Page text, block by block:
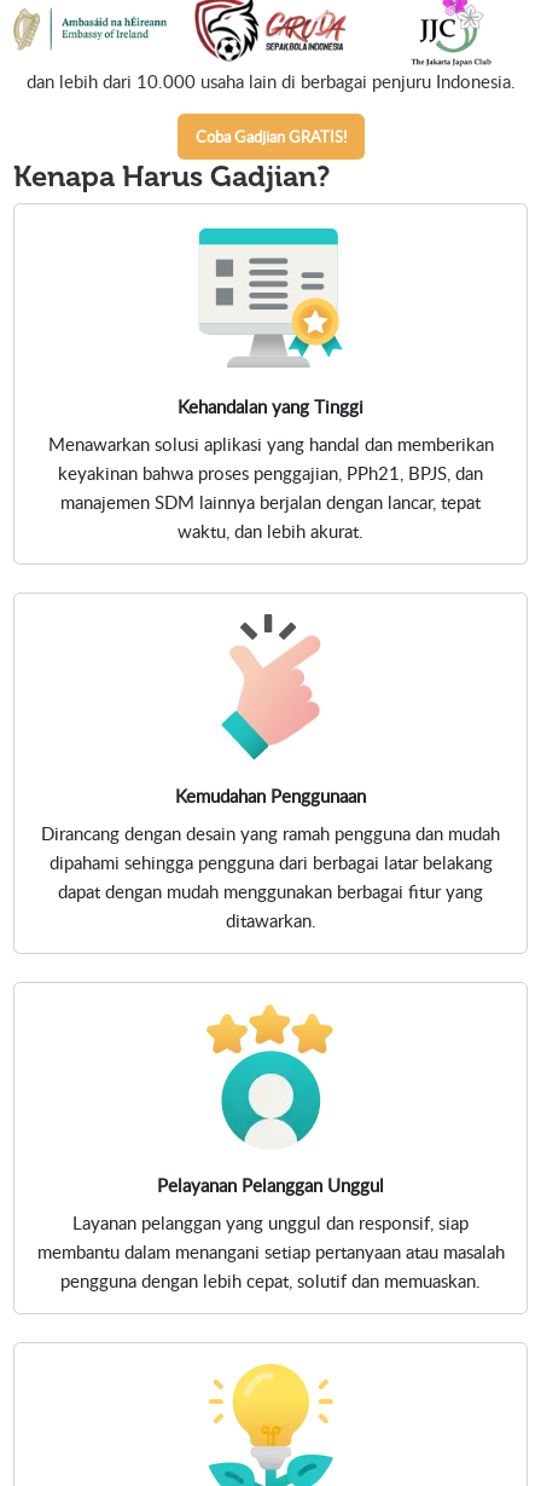
dan lebih dari 10.000 usaha lain di berbagai penjuru Indonesia.
Coba Gadjian GRATIS!
Kenapa HarusGadjian?
Kehandalan yang Tinggi
Menawarkan solusi aplikasi yang handal dan memberikan
keyakinan bahwa proses penggajian, PPh21, BPJS, dan
manajemen SDM lainnya berjalan dengan lancar, tepat
waktu, dan lebih akurat.
Kemudahan Penggunaan
Dirancang dengan desain yang ramah pengguna dan mudah
dipahami sehingga pengguna dari berbagai latar belakang
dapat dengan mudah menggunakan berbagai fitur yang
ditawarkan.
Pelayanan Pelanggan Unggul
Layanan pelanggan yang unggul dan responsif, siap
membantu dalam menangani setiap pertanyaan atau masalah
pengguna dengan lebih cepat, solutif dan memuaskan.